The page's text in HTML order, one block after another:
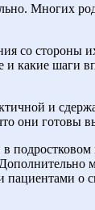
Многих
со стороны
и какие шаги
и
они готовы
пациентами о